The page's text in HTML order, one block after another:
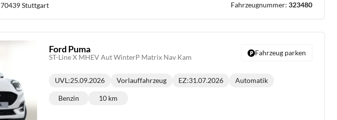
70439 Stuttgart Fahrzeugnummer: 323480
Ford Puma
ST-Line X MHEV Aut WinterP Matrix Nav Kam
Lieferzeit:
UVL:25.09.2026 Vorlauffahrzeug EZ:31.07.2026
Getriebe:
Automatik
Kraftstoff:
Benzin
Kilometerstand:
10 km
Fahrzeug parken